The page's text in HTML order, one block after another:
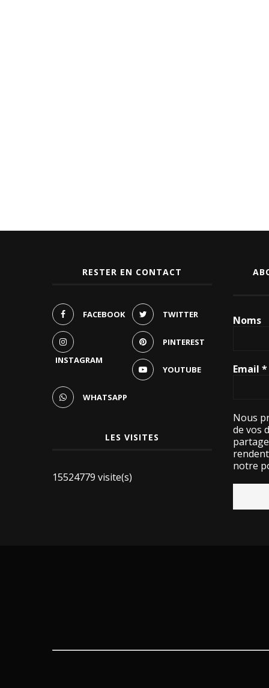
RESTER EN CONTACT
FACEBOOK TWITTER
INSTAGRAM
PINTEREST
YOUTUBE
WHATSAPP
LES VISITES
15524779 visite(s)
Noms
Email*
Nous
de vos
notre